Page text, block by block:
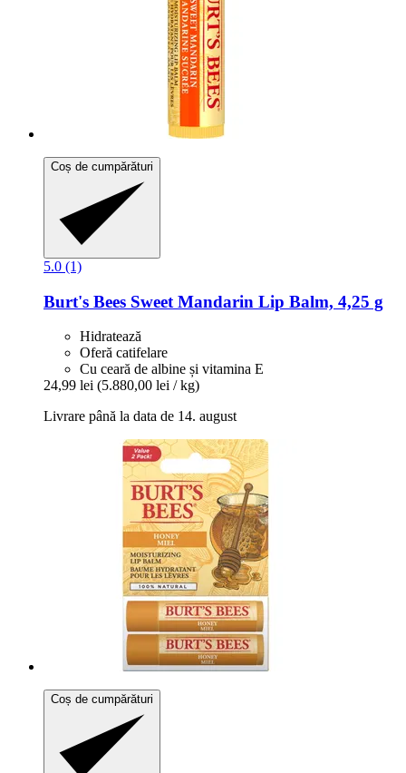
Coș de cumpărături
5.0 (1)
Burt's Bees Sweet Mandarin Lip Balm, 4,25 g
Hidratează
Oferă catifelare
Cu ceară de albine și vitamina E
24,99 lei (5.880,00 lei / kg)
Livrare până la data de 14. august
Coș de cumpărături